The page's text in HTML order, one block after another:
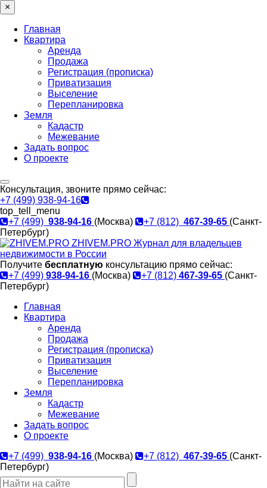
×
Главная
Квартира
Аренда
Продажа
Регистрация (прописка)
Приватизация
Выселение
Перепланировка
Земля
Кадастр
Межевание
Задать вопрос
О проекте
Консультация, звоните прямо сейчас:
+7 (499) 938-94-16
top_tell_menu
+7 (499) 938-94-16 (Москва) +7 (812) 467-39-65 (Санкт-
Петербург)
ZHIVEM.PRO Журнал для владельцев
недвижимости в России
Получите бесплатную консультацию прямо сейчас:
+7 (499) 938-94-16 (Москва) +7 (812) 467-39-65 (Санкт-
Петербург)
Главная
Квартира
Аренда
Продажа
Регистрация (прописка)
Приватизация
Выселение
Перепланировка
Земля
Кадастр
Межевание
Задать вопрос
О проекте
+7 (499) 938-94-16 (Москва) +7 (812) 467-39-65 (Санкт-
Петербург)